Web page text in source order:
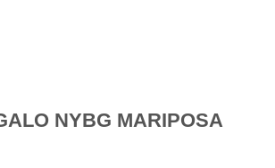
NYBG MARIPOSA